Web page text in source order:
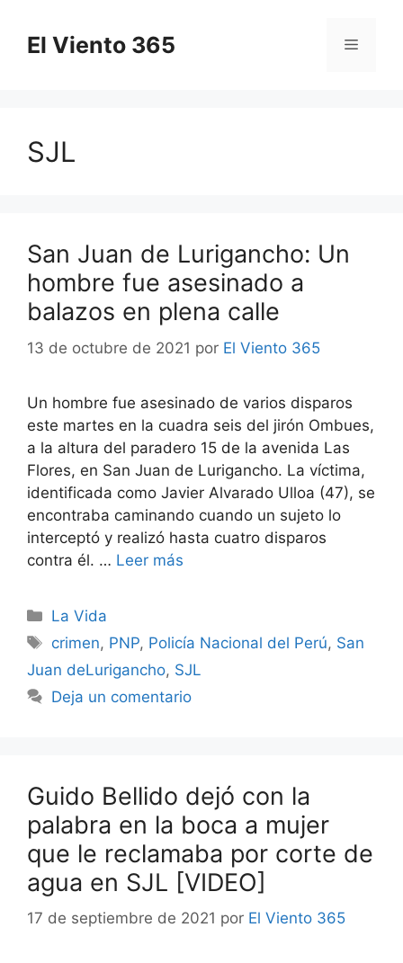
contenido
El Viento 365 Menú
SJL
San Juan de Lurigancho: Un
hombre fue asesinado a
balazos en plena calle
13 de octubre de 2021 por El Viento 365
Un hombre fue asesinado de varios disparos
este martes en la cuadra seis del jirón Ombues,
a la altura del paradero 15 de la avenida Las
Flores, en San Juan de Lurigancho. La víctima,
identificada como Javier Alvarado Ulloa (47), se
encontraba caminando cuando un sujeto lo
interceptó y realizó hasta cuatro disparos
contra él. … Leer más
Categorías
La Vida
Etiquetas
crimen, PNP, Policía Nacional del Perú, San
Juan deLurigancho, SJL
Deja un comentario
Guido Bellido dejó con la
palabra en la boca a mujer
que le reclamaba por corte de
agua en SJL [VIDEO]
17 de septiembre de 2021 por El Viento 365